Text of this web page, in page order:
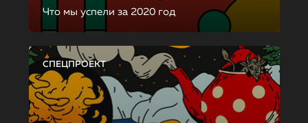
Что мы успели за 2020 год
СПЕЦПРОЕКТ